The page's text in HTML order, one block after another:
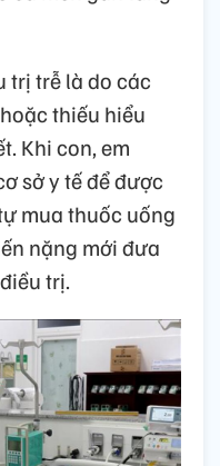
trị trễ là do các
thiếu hiểu
Khi con, em
sở y tế để được
mua thuốc uống
nặng mới đưa
trị.